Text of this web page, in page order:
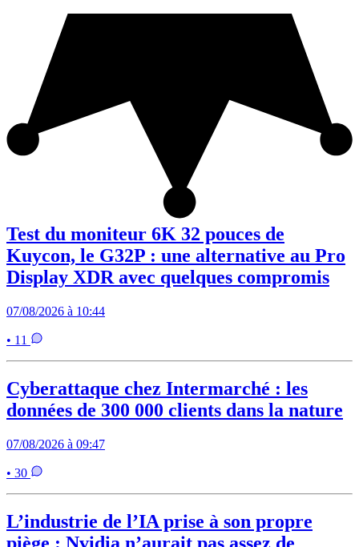
Test du moniteur 6K 32 pouces de
Kuycon, le G32P : une alternative au Pro
Display XDR avec quelques compromis
07/08/2026 à 10:44
• 11
Cyberattaque chez Intermarché : les
données de 300 000 clients dans la nature
07/08/2026 à 09:47
• 30
L’industrie de l’IA prise à son propre
piège : Nvidia n’aurait pas assez de